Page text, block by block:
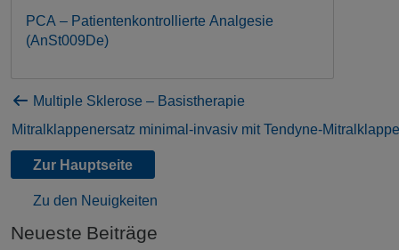
PCA – Patientenkontrollierte Analgesie
(AnSt009De)
Multiple Sklerose – Basistherapie
Mitralklappenersatz minimal-invasiv mit Tendyne-
Zur Hauptseite
Zu den Neuigkeiten
Neueste Beiträge